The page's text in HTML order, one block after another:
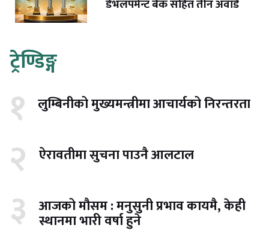
डेभलपमेन्ट बैंक सहित तीन अवार्ड
ट्रेण्डिङ्ग
१ लुम्बिनीको मुख्यमन्त्रीमा आचार्यको निरन्तरता
२ ऐरावतीमा सुचना पाउनै आलटाल
३ आजको मौसम : मनुसुनी प्रभाव कायमै, केही
स्थानमा भारी वर्षा हुने